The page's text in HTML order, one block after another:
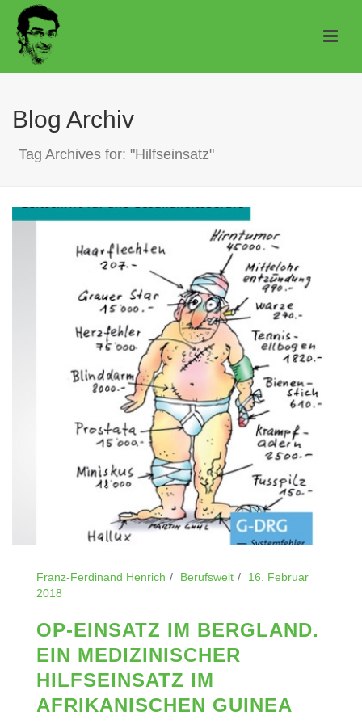
Blog Archiv
Tag Archives for: "Hilfseinsatz"
Franz-Ferdinand Henrich Berufswelt
16. Februar
2018
OP-EINSATZ IM BERGLAND.
EIN MEDIZINISCHER
HILFSEINSATZ IM
AFRIKANISCHEN GUINEA